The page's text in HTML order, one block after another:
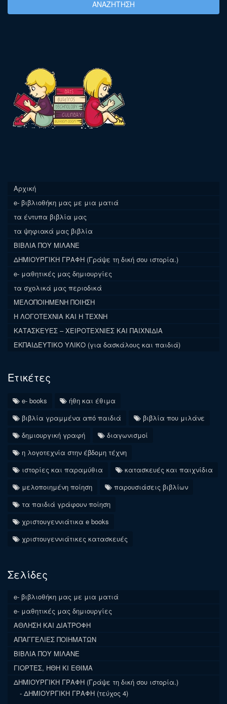
ΑΝΑΖΉΤΗΣΗ
Αρχική
e- βιβλιοθήκη μας με μια ματιά
τα έντυπα βιβλία μας
τα ψηφιακά μας βιβλία
ΒΙΒΛΙΑ ΠΟΥ ΜΙΛΑΝΕ
ΔΗΜΙΟΥΡΓΙΚΗ ΓΡΑΦΗ (Γράψε τη δική σου ιστορία.)
e- μαθητικές μας δημιουργίες
τα σχολικά μας περιοδικά
ΜΕΛΟΠΟΙΗΜΕΝΗ ΠΟΙΗΣΗ
Η ΛΟΓΟΤΕΧΝΙΑ ΚΑΙ Η ΤΕΧΝΗ
ΚΑΤΑΣΚΕΥΕΣ – ΧΕΙΡΟΤΕΧΝΙΕΣ ΚΑΙ ΠΑΙΧΝΙΔΙΑ
ΕΚΠΑΙΔΕΥΤΙΚΟ ΥΛΙΚΟ (για δασκάλους και παιδιά)
Ετικέτες
e- books
ήθη και έθιμα
βιβλία γραμμένα από παιδιά
βιβλία που μιλάνε
δημιουργική γραφή
διαγωνισμοί
η λογοτεχνία στην έβδομη τέχνη
ιστορίες και παραμύθια
κατασκευές και παιχνίδια
μελοποιημένη ποίηση
παρουσιάσεις βιβλίων
τα παιδιά γράφουν ποίηση
χριστουγεννιάτικα e books
χριστουγεννιάτικες κατασκευές
Σελίδες
e- βιβλιοθήκη μας με μια ματιά
e- μαθητικές μας δημιουργίες
ΑΘΛΗΣΗ ΚΑΙ ΔΙΑΤΡΟΦΗ
ΑΠΑΓΓΕΛΙΕΣ ΠΟΙΗΜΑΤΩΝ
ΒΙΒΛΙΑ ΠΟΥ ΜΙΛΑΝΕ
ΓΙΟΡΤΕΣ, ΗΘΗ ΚΙ ΕΘΙΜΑ
ΔΗΜΙΟΥΡΓΙΚΗ ΓΡΑΦΗ (Γράψε τη δική σου ιστορία.)
ΔΗΜΙΟΥΡΓΙΚΗ ΓΡΑΦΗ (τεύχος 4)